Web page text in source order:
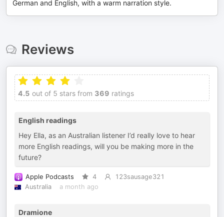
German and English, with a warm narration style.
Reviews
4.5 out of 5 stars from 369 ratings
English readings
Hey Ella, as an Australian listener I’d really love to hear
more English readings, will you be making more in the
future?
Apple Podcasts 4
123sausage321
Australia
a month ago
Dramione